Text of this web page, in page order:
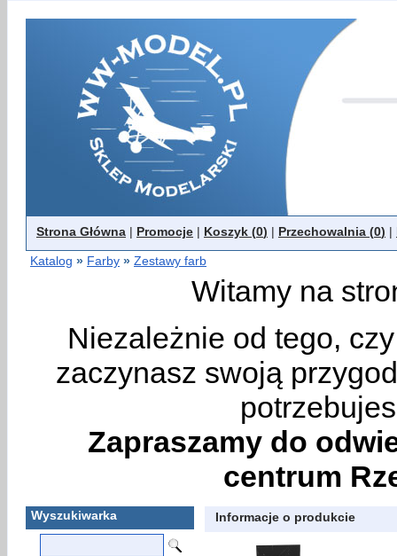
Strona Główna | Promocje | Koszyk (0) | Przechowalnia (0) |
Katalog » Farby » Zestawy farb
Witamy na
Niezależnie od tego,
zaczynasz swoją
Zapraszamy do
centrum
Wyszukiwarka Informacje o produkcie